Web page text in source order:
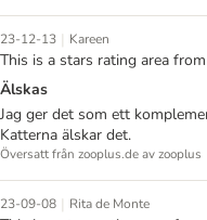
23-12-13 | Kareen
This is a stars rating area
Älskas
Jag ger det som ett
Katterna älskar det.
Översatt från zooplus.de av zooplus
23-09-08 | Rita de Monte